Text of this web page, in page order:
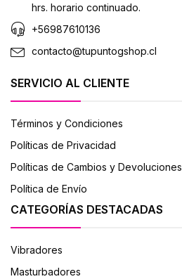
hrs. horario continuado.
+56987610136
contacto@tupuntogshop.cl
SERVICIO AL CLIENTE
Términos y Condiciones
Políticas de Privacidad
Políticas de Cambios y Devoluciones
Política de Envío
CATEGORÍAS DESTACADAS
Vibradores
Masturbadores